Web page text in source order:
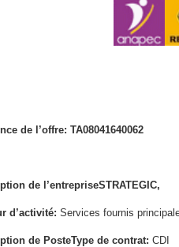
de l’offre: TA08041640062
de l’entrepriseSTRATEGIC,
d’activité: Services fournis
de PosteType de contrat: CDI